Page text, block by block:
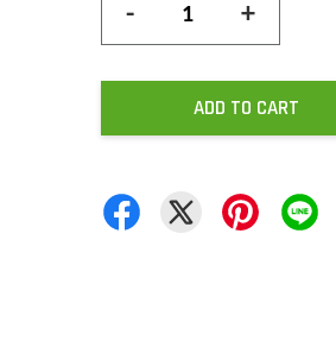
- +
ADD TO CART